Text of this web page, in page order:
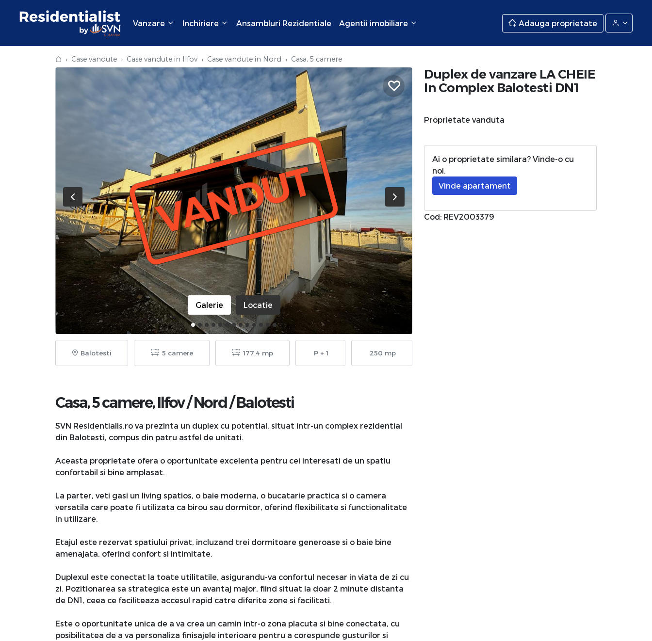
Vanzare Inchiriere Ansambluri Rezidentiale Agentii imobiliare Adauga proprietate
⌂ Case vandute Case vandute in Ilfov Case vandute in Nord Casa, 5 camere
VANDUT
Galerie Locatie
Balotesti 5 camere 177.4 mp P + 1 250 mp
Casa, 5 camere,Ilfov/Nord/Balotesti
SVN Residentialis.ro va prezinta un duplex cu potential, situat intr-un complex rezidential
din Balotesti, compus din patru astfel de unitati.
Aceasta proprietate ofera o oportunitate excelenta pentru cei interesati de un spatiu
confortabil si bine amplasat.
La parter, veti gasi un living spatios, o baie moderna, o bucatarie practica si o camera
versatila care poate fi utilizata ca birou sau dormitor, oferind flexibilitate si functionalitate
in utilizare.
Etajul este rezervat spatiului privat, incluzand trei dormitoare generoase si o baie bine
amenajata, oferind confort si intimitate.
Duplexul este conectat la toate utilitatile, asigurandu-va confortul necesar in viata de zi cu
zi. Pozitionarea sa strategica este un avantaj major, fiind situat la doar 2 minute distanta
de DN1, ceea ce faciliteaza accesul rapid catre diferite zone si facilitati.
Este o oportunitate unica de a va crea un camin intr-o zona placuta si bine conectata, cu
posibilitatea de a va personaliza finisajele interioare pentru a corespunde gusturilor si
Duplex de vanzare LA CHEIE
In Complex Balotesti DN1
Proprietate vanduta
Ai o proprietate similara? Vinde-o cu
noi.
Vinde apartament
Cod: REV2003379